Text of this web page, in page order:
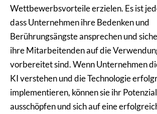
Wettbewerbsvorteile erzielen. Es ist
dass Unternehmen ihre Bedenken und
Berührungsängste ansprechen und
ihre Mitarbeitenden auf die
vorbereitet sind. Wenn Unternehmen
KI verstehen und die Technologie
implementieren, können sie ihr
ausschöpfen und sich auf eine